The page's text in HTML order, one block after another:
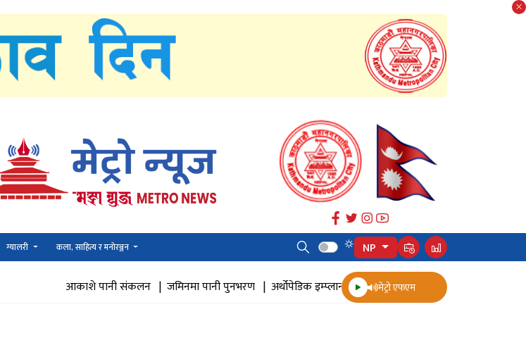
ग्यालरी कला, साहित्य र मनोरञ्जन NP
आकाशे पानी संकलन |जमिनमा पानी पुनभरण |अर्थोपेडिक इम्प्लान्ट |ज्येष्ठ नागरिक स्वास्थ्य सर्वेक्षण | जमल डुवान |
मेट्रो एफएम